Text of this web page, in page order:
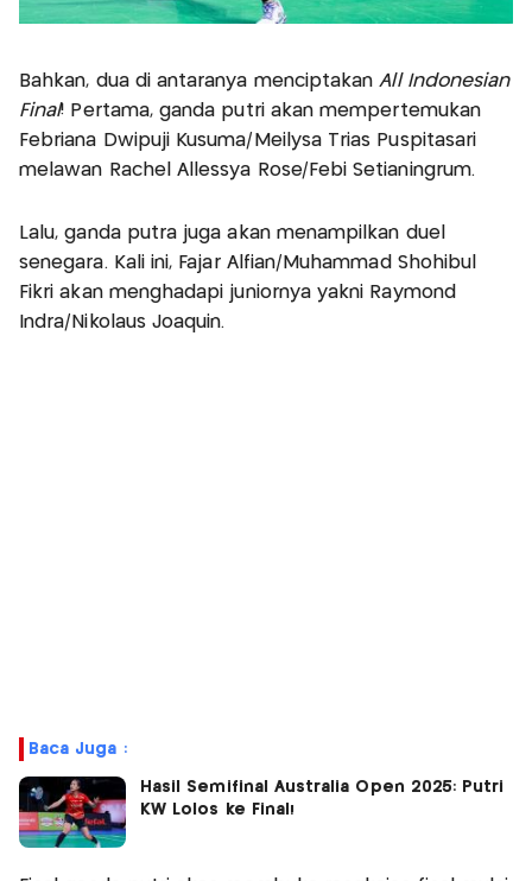
Bahkan, dua di antaranya menciptakan All Indonesian
Final! Pertama, ganda putri akan mempertemukan
Febriana Dwipuji Kusuma/Meilysa Trias Puspitasari
melawan Rachel Allessya Rose/Febi Setianingrum.
Lalu, ganda putra juga akan menampilkan duel
senegara. Kali ini, Fajar Alfian/Muhammad Shohibul
Fikri akan menghadapi juniornya yakni Raymond
Indra/Nikolaus Joaquin.
Baca Juga :
Hasil Semifinal Australia Open 2025: Putri
KW Lolos ke Final!